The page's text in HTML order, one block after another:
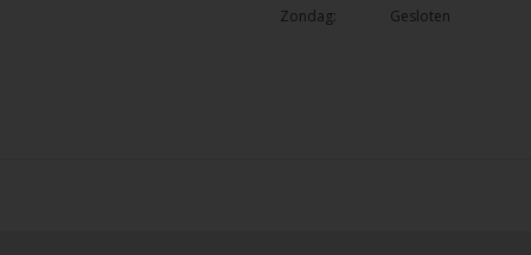
Zondag:
Gesloten